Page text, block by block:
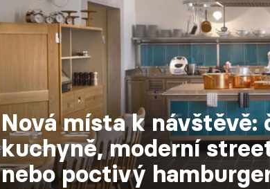
Nová místa k návštěvě:
kuchyně, moderní
nebo poctivý